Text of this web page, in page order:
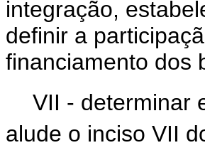
integração,
definir a
financiamento dos
VII - determinar
alude o inciso VII